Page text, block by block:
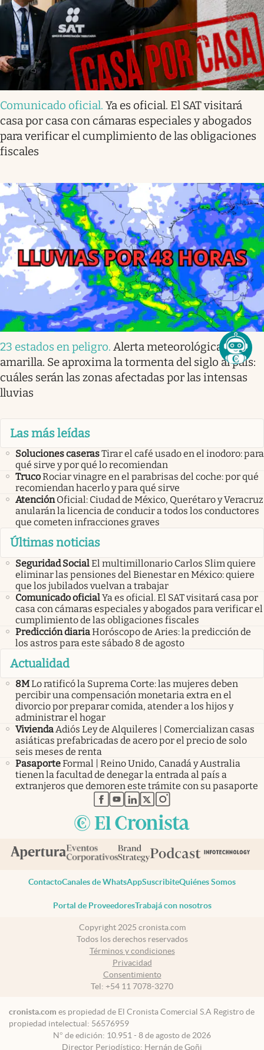
Comunicado oficial. Ya es oficial. El SAT visitará
casa por casa con cámaras especiales y abogados
para verificar el cumplimiento de las obligaciones
fiscales
23 estados en peligro. Alerta meteorológica
amarilla. Se aproxima la tormenta del siglo al país:
cuáles serán las zonas afectadas por las intensas
lluvias
Las más leídas
Soluciones caserasTirar el café usado en el inodoro: para
qué sirve y por qué lo recomiendan
TrucoRociar vinagre en el parabrisas del coche: por qué
recomiendan hacerlo y para qué sirve
Atención Oficial: Ciudad de México, Querétaro y Veracruz
anularán la licencia de conducir a todos los conductores
que cometen infracciones graves
Últimas noticias
Seguridad SocialEl multimillonario Carlos Slim quiere
eliminar las pensiones del Bienestar en México: quiere
que los jubilados vuelvan a trabajar
Comunicado oficialYa es oficial. El SAT visitará casa por
casa con cámaras especiales y abogados para verificar el
cumplimiento de las obligaciones fiscales
Predicción diariaHoróscopo de Aries: la predicción de
los astros para este sábado 8 de agosto
Actualidad
8MLo ratificó la Suprema Corte: las mujeres deben
percibir una compensación monetaria extra en el
divorcio por preparar comida, atender a los hijos y
administrar el hogar
ViviendaAdiós Ley de Alquileres | Comercializan casas
asiáticas prefabricadas de acero por el precio de solo
seis meses de renta
PasaporteFormal | Reino Unido, Canadá y Australia
tienen la facultad de denegar la entrada al país a
extranjeros que demoren este trámite con su pasaporte
abre en nueva pestaña
abre en nueva pestaña
abre en nueva pestaña
abre en nueva pestaña
abre en nueva pestaña
ContactoCanales de WhatsAppSuscribiteQuiénes Somos
Portal de ProveedoresTrabajá con nosotros
Copyright 2025 cronista.com
Todos los derechos reservados
Términos y condiciones
Privacidad
Consentimiento
Tel: +54 11 7078-3270
cronista.com es propiedad de El Cronista Comercial S.A Registro de
propiedad intelectual: 56576959
N° de edición: 10.951 - 8 de agosto de 2026
Director Periodístico: Hernán de Goñi